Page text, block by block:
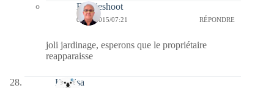
Bernieshoot
04/04/2015/07:21 RÉPONDRE
joli jardinage, esperons que le propriétaire
reapparaisse
Koalisa